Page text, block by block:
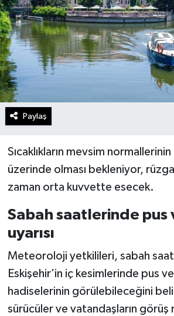
Paylaş
Sıcaklıkların mevsim
üzerinde olması bekleniyor,
zaman orta kuvvette esecek.
Sabah saatlerinde pus
uyarısı
Meteoroloji yetkilileri, sabah
Eskişehir’in iç kesimlerinde pus
hadiselerinin görülebileceğini
sürücüler ve vatandaşların görüş
Magazin
Politika
Spor
Yaşam